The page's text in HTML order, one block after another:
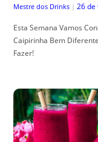
Mestre dos Drinks | 26 de
Esta Semana Vamos
Caipirinha Bem
Fazer!